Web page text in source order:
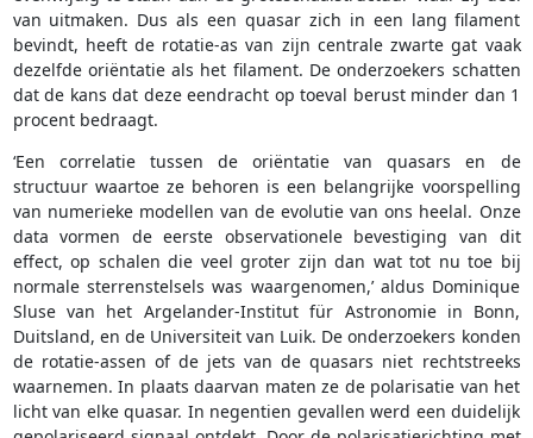
van uitmaken. Dus als een quasar zich in een lang filament
bevindt, heeft de rotatie-as van zijn centrale zwarte gat vaak
dezelfde oriëntatie als het filament. De onderzoekers schatten
dat de kans dat deze eendracht op toeval berust minder dan 1
procent bedraagt.
‘Een correlatie tussen de oriëntatie van quasars en de
structuur waartoe ze behoren is een belangrijke voorspelling
van numerieke modellen van de evolutie van ons heelal. Onze
data vormen de eerste observationele bevestiging van dit
effect, op schalen die veel groter zijn dan wat tot nu toe bij
normale sterrenstelsels was waargenomen,’ aldus Dominique
Sluse van het Argelander-Institut für Astronomie in Bonn,
Duitsland, en de Universiteit van Luik. De onderzoekers konden
de rotatie-assen of de jets van de quasars niet rechtstreeks
waarnemen. In plaats daarvan maten ze de polarisatie van het
licht van elke quasar. In negentien gevallen werd een duidelijk